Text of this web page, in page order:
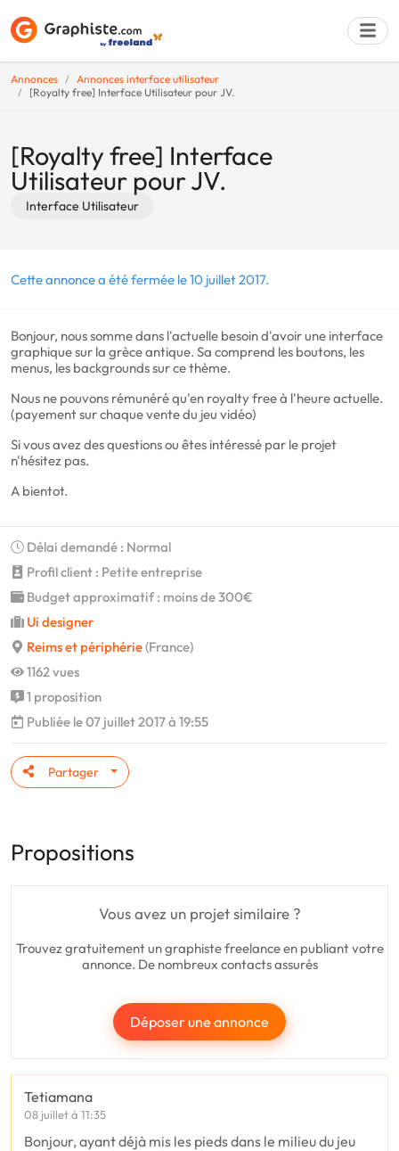
Annonces
Annonces interface utilisateur
[Royalty free] Interface Utilisateur pour JV.
[Royalty free] Interface
Utilisateur pour JV.
Interface Utilisateur
Cette annonce a été fermée le 10 juillet 2017.
Bonjour, nous somme dans l'actuelle besoin d'avoir une interface
graphique sur la grèce antique. Sa comprend les boutons, les
menus, les backgrounds sur ce thème.
Nous ne pouvons rémunéré qu'en royalty free à l'heure actuelle.
(payement sur chaque vente du jeu vidéo)
Si vous avez des questions ou êtes intéressé par le projet
n'hésitez pas.
A bientot.
Délai demandé : Normal
Profil client : Petite entreprise
Budget approximatif : moins de 300€
Ui designer
Reims et périphérie(France)
1162 vues
1 proposition
Publiée le 07 juillet 2017 à 19:55
Partager
Propositions
Vous avez un projet similaire ?
Trouvez gratuitement un graphiste freelance en publiant votre
annonce. De nombreux contacts assurés
Déposer une annonce
Tetiamana
08 juillet à 11:35
Bonjour, ayant déjà mis les pieds dans le milieu du jeu